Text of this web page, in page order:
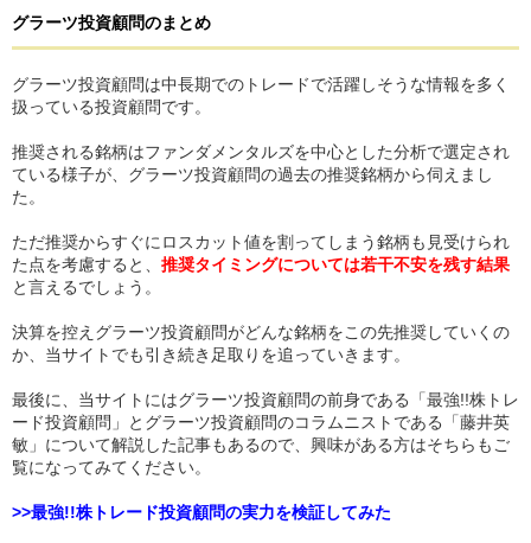
グラーツ投資顧問のまとめ
グラーツ投資顧問は中長期でのトレードで活躍しそうな情報を多く
扱っている投資顧問です。
推奨される銘柄はファンダメンタルズを中心とした分析で選定され
ている様子が、グラーツ投資顧問の過去の推奨銘柄から伺えまし
た。
ただ推奨からすぐにロスカット値を割ってしまう銘柄も見受けられ
た点を考慮すると、 推奨タイミングについては若干不安を残す結果
と言えるでしょう。
決算を控えグラーツ投資顧問がどんな銘柄をこの先推奨していくの
か、当サイトでも引き続き足取りを追っていきます。
最後に、当サイトにはグラーツ投資顧問の前身である「最強!!株トレ
ード投資顧問」とグラーツ投資顧問のコラムニストである「藤井英
敏」について解説した記事もあるので、興味がある方はそちらもご
覧になってみてください。
>>最強!!株トレード投資顧問の実力を検証してみた